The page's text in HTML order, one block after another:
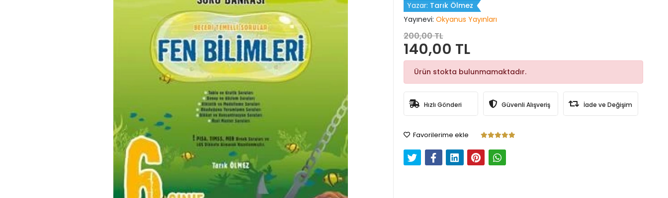
Yazar: Tarık Ölmez
Yayınevi: Okyanus Yayınları
200,00 TL
140,00 TL
Ürün stokta bulunmamaktadır.
Hızlı Gönderi Güvenli Alışveriş İade ve Değişim
Favorilerime ekle